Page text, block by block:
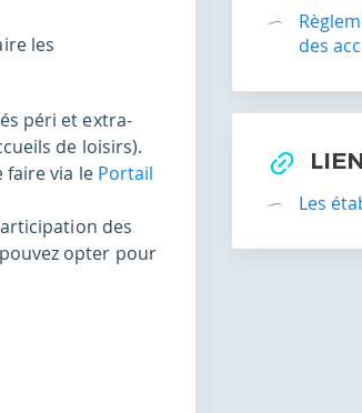
les
péri et extra-
de loisirs).
faire via le Portail
des
opter pour
des
Les